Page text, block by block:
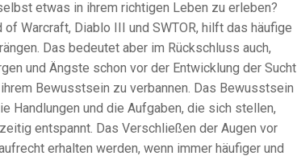
etwas in ihrem richtigen Leben zu erleben?
of Warcraft, Diablo III und SWTOR, hilft das häufige
Das bedeutet aber im Rückschluss auch,
und Ängste schon vor der Entwicklung der Sucht
Bewusstsein zu verbannen. Das Bewusstsein
Handlungen und die Aufgaben, die sich stellen,
entspannt. Das Verschließen der Augen vor
erhalten werden, wenn immer häufiger und